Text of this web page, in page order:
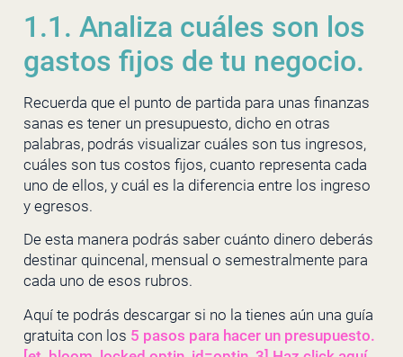
1.1. Analiza cuáles son los
gastos fijos de tu negocio.
Recuerda que el punto de partida para unas finanzas
sanas es tener un presupuesto, dicho en otras
palabras, podrás visualizar cuáles son tus ingresos,
cuáles son tus costos fijos, cuanto representa cada
uno de ellos, y cuál es la diferencia entre los ingreso
y egresos.
De esta manera podrás saber cuánto dinero deberás
destinar quincenal, mensual o semestralmente para
cada uno de esos rubros.
Aquí te podrás descargar si no la tienes aún una guía
gratuita con los 5 pasos para hacer un presupuesto.